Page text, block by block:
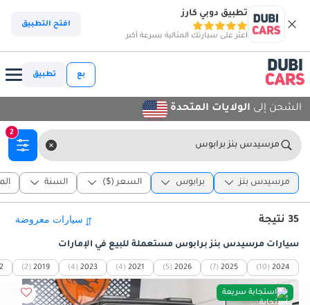
تطبيق دوبي كارز
اعثر على سيارتك المثالية بسرعة أكبر
افتح التطبيق
بع تطبيق
الشحن إلى الولايات المتحدة
مرسيدس بنز برابوس
2
مرسيدس بنز برابوس السعر ($) السنة
35 نتيجة
سيارات مرسيدس بنز برابوس مستعملة للبيع في الإمارات
2024
(10)
2025
(7)
2026
(5)
2021
(4)
2023
(4)
2019
(2)
استجابة سريعة